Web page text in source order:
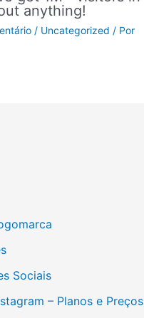
anything!
/ Uncategorized / Por
Sociais
– Planos e Preços